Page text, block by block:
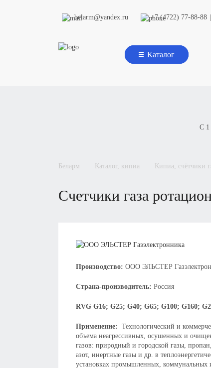
belarm@yandex.ru +7 (4722) 77-88-88
Каталог
С 1
беларм каталог, кипиа кипиа, счётчики
счетчики газа
Производство: ООО ЭЛЬСТЕР
Страна-производитель: Россия
RVG G16; G25; G40; G65; G100; G160;
Применение: Технологический и
объема неагрессивных, осушенных и
газов: природный и городской газы,
азот, инертные газы и др. в
установках промышленных, коммунальных